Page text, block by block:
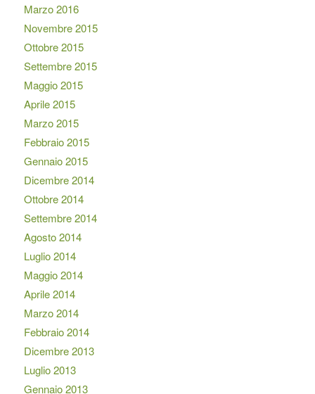
Marzo 2016
Novembre 2015
Ottobre 2015
Settembre 2015
Maggio 2015
Aprile 2015
Marzo 2015
Febbraio 2015
Gennaio 2015
Dicembre 2014
Ottobre 2014
Settembre 2014
Agosto 2014
Luglio 2014
Maggio 2014
Aprile 2014
Marzo 2014
Febbraio 2014
Dicembre 2013
Luglio 2013
Gennaio 2013